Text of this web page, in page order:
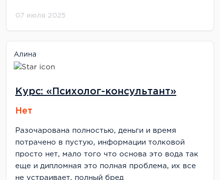
07 июля 2025
Алина
Курс: «Психолог-консультант»
Нет
Разочарована полностью, деньги и время
потрачено в пустую, информации толковой
просто нет, мало того что основа это вода так
еще и дипломная это полная проблема, их все
не устраивает, полный бред